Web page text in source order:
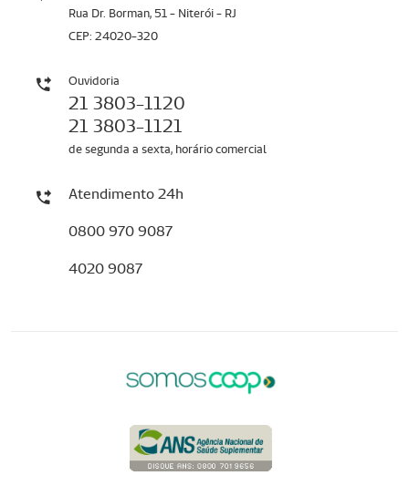
Rua Dr. Borman, 51 - Niterói - RJ
CEP: 24020-320
Ouvidoria
21 3803-1120
21 3803-1121
de segunda a sexta, horário comercial
Atendimento 24h
0800 970 9087
4020 9087